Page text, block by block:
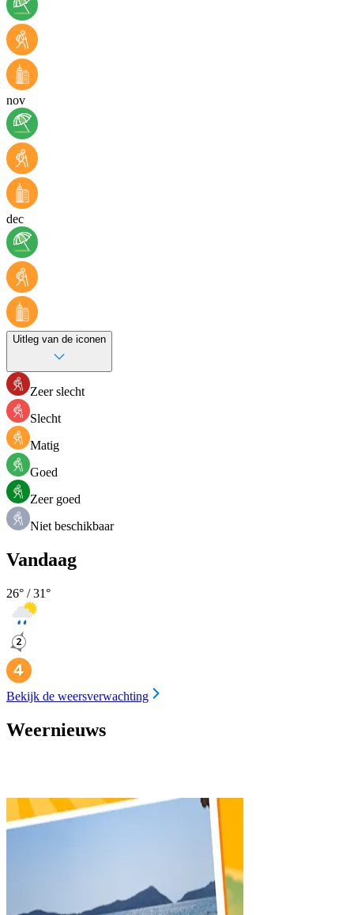
nov
dec
Uitleg van de iconen
Zeer slecht
Slecht
Matig
Goed
Zeer goed
Niet beschikbaar
Vandaag
26° /31°
Bekijk de weersverwachting
Weernieuws